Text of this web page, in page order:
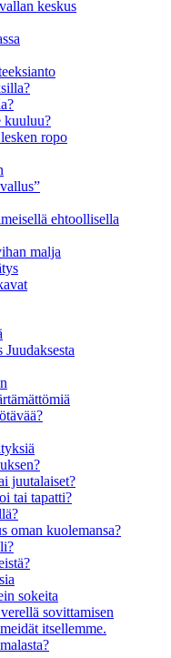
keskus
kuuluu?
ropo
ehtoollisella
malja
juutalaiset?
tai tapatti?
oman kuolemansa?
sokeita
sovittamisen
itsellemme.